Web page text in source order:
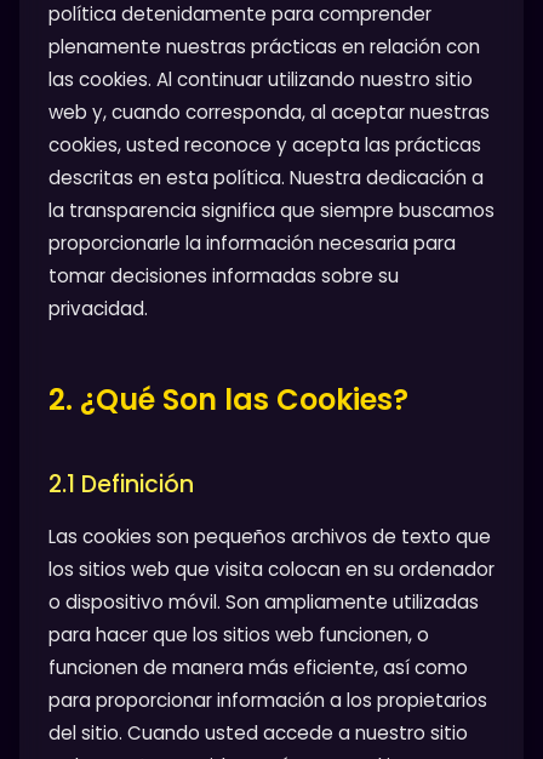
política detenidamente para comprender
plenamente nuestras prácticas en relación con
las cookies. Al continuar utilizando nuestro sitio
web y, cuando corresponda, al aceptar nuestras
cookies, usted reconoce y acepta las prácticas
descritas en esta política. Nuestra dedicación a
la transparencia significa que siempre buscamos
proporcionarle la información necesaria para
tomar decisiones informadas sobre su
privacidad.
2. ¿Qué Son las Cookies?
2.1 Definición
Las cookies son pequeños archivos de texto que
los sitios web que visita colocan en su ordenador
o dispositivo móvil. Son ampliamente utilizadas
para hacer que los sitios web funcionen, o
funcionen de manera más eficiente, así como
para proporcionar información a los propietarios
del sitio. Cuando usted accede a nuestro sitio